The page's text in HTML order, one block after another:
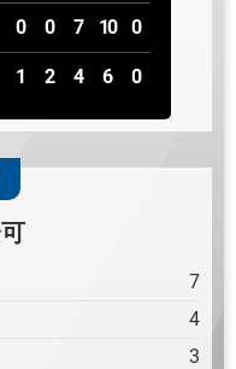
0 0
1 2
7 10 0
4 6 0
7
4
3